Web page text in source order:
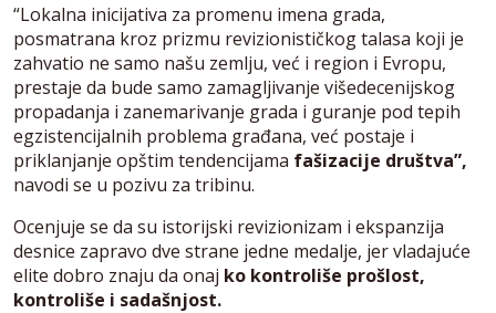
“Lokalna inicijativa za promenu imena grada,
posmatrana kroz prizmu revizionističkog talasa koji je
zahvatio ne samo našu zemlju, već i region i Evropu,
prestaje da bude samo zamagljivanje višedecenijskog
propadanja i zanemarivanje grada i guranje pod tepih
egzistencijalnih problema građana, već postaje i
priklanjanje opštim tendencijama fašizacije društva”,
navodi se u pozivu za tribinu.
Ocenjuje se da su istorijski revizionizam i ekspanzija
desnice zapravo dve strane jedne medalje, jer vladajuće
elite dobro znaju da onaj ko kontroliše prošlost,
kontroliše i sadašnjost.